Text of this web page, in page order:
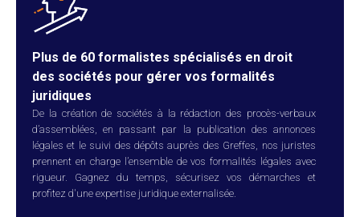
Plus de 60 formalistes spécialisés en droit
des sociétés pour gérer vos formalités
juridiques
De la création de sociétés à la rédaction des procès-verbaux
d’assemblées, en passant par la publication des annonces
légales et le suivi des dépôts auprès des Greffes, nos juristes
prennent en charge l’ensemble de vos formalités légales avec
rigueur. Gagnez du temps, sécurisez vos démarches et
profitez d'une expertise juridique externalisée.